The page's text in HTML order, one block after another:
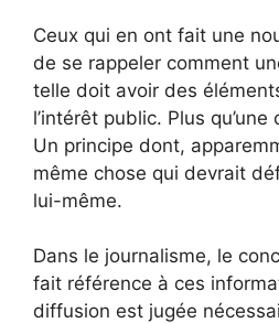
Ceux qui en ont fait une
de se rappeler comment
telle doit avoir des
l’intérêt public. Plus
Un principe dont,
même chose qui devrait
lui-même.
Dans le journalisme, le
fait référence à ces
diffusion est jugée